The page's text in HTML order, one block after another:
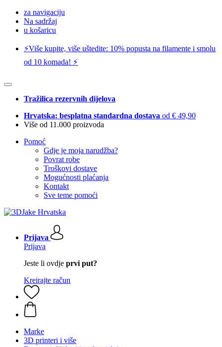
za navigaciju
Na sadržaj
u košaricu
⚡️Više kupite, više uštedite: 10% popusta na filamente i smolu
od 10 komada! ⚡️
Tražilica rezervnih dijelova
Hrvatska: besplatna standardna dostava od € 49,90
Više od 11.000 proizvoda
Pomoć
Gdje je moja narudžba?
Povrat robe
Troškovi dostave
Mogućnosti plaćanja
Kontakt
Sve teme pomoći
Prijava
Prijava
Jeste li ovdje prvi put?
Kreirajte račun
Marke
3D printeri i više